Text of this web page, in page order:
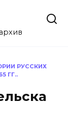
РУССКИХ
ГГ..